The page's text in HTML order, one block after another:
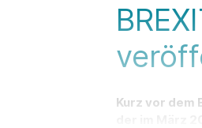
Kurz vor dem